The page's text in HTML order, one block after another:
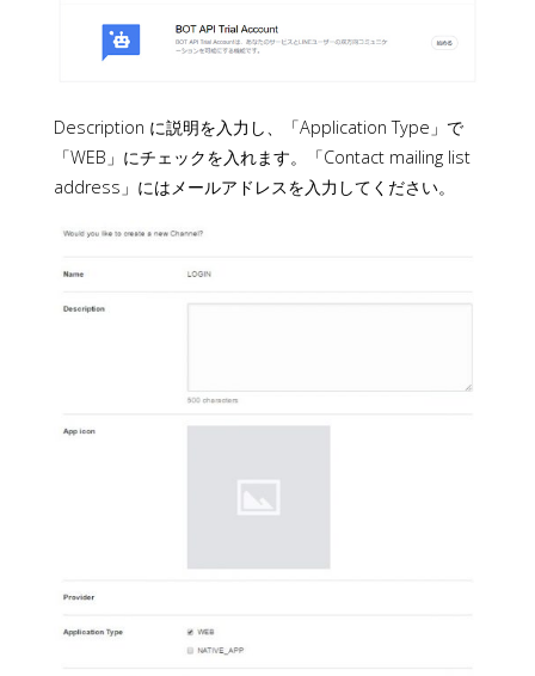
Description に説明を入力し、「Application Type」で
「WEB」にチェックを入れます。「Contact mailing list
address」にはメールアドレスを入力してください。